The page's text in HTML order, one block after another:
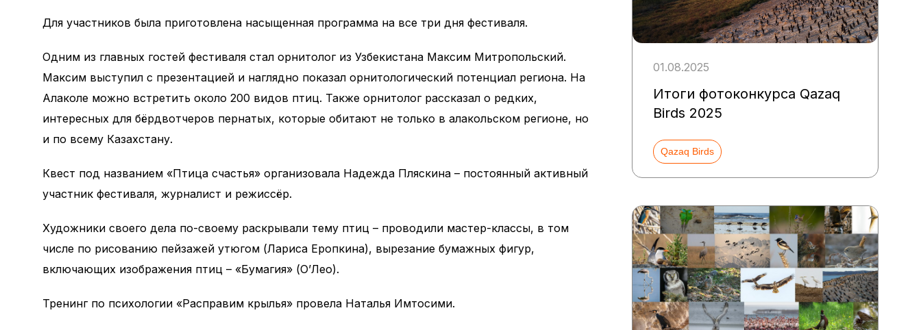
Для участников была приготовлена насыщенная программа на все три дня фестиваля.
Одним из главных гостей фестиваля стал орнитолог из Узбекистана Максим Митропольский.
Максим выступил с презентацией и наглядно показал орнитологический потенциал региона. На
Алаколе можно встретить около 200 видов птиц. Также орнитолог рассказал о редких,
интересных для бёрдвотчеров пернатых, которые обитают не только в алакольском регионе, но
и по всему Казахстану.
Квест под названием «Птица счастья» организовала Надежда Пляскина – постоянный активный
участник фестиваля, журналист и режиссёр.
Художники своего дела по-своему раскрывали тему птиц – проводили мастер-классы, в том
числе по рисованию пейзажей утюгом (Лариса Еропкина), вырезание бумажных фигур,
включающих изображения птиц – «Бумагия» (О’Лео).
Тренинг по психологии «Расправим крылья» провела Наталья Имтосими.
01.08.2025
Итоги фотоконкурса Qazaq
Birds 2025
Qazaq Birds